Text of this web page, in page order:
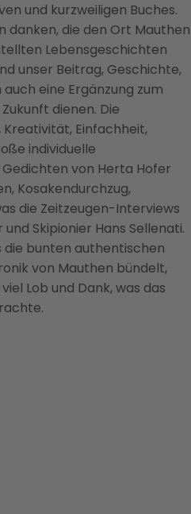
und kurzweiligen Buches.
danken, die den Ort Mauthen
Lebensgeschichten
unser Beitrag, Geschichte,
eine Ergänzung zum
dienen. Die
Einfachheit,
individuelle
von Herta Hofer
Kosakendurchzug,
die Zeitzeugen-Interviews
Skipionier Hans Sellenati.
die bunten authentischen
von Mauthen bündelt,
Lob und Dank, was das